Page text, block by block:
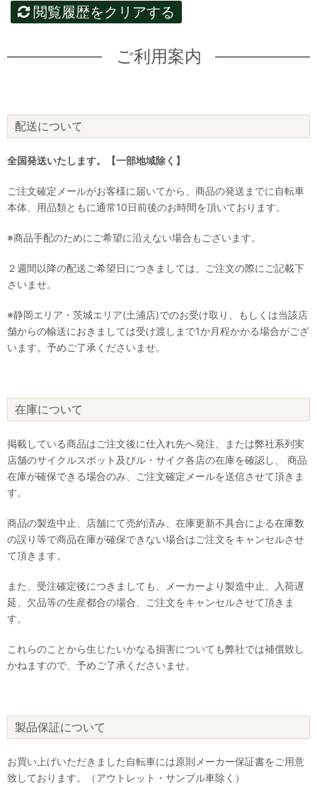
閲覧履歴をクリアする
ご利用案内
配送について
全国発送いたします。【一部地域除く】
ご注文確定メールがお客様に届いてから、商品の発送までに自転車
本体、用品類ともに通常10日前後のお時間を頂いております。
※商品手配のためにご希望に沿えない場合もございます。
２週間以降の配送ご希望日につきましては、ご注文の際にご記載下
さいませ。
※静岡エリア・茨城エリア(土浦店)でのお受け取り、もしくは当該店
舗からの輸送におきましては受け渡しまで1か月程かかる場合がござ
います。予めご了承くださいませ。
在庫について
掲載している商品はご注文後に仕入れ先へ発注、または弊社系列実
店舗のサイクルスポット及びル・サイク各店の在庫を確認し、 商品
在庫が確保できる場合のみ、ご注文確定メールを送信させて頂きま
す。
商品の製造中止、店舗にて売約済み、在庫更新不具合による在庫数
の誤り等で商品在庫が確保できない場合はご注文をキャンセルさせ
て頂きます。
また、受注確定後につきましても、メーカーより製造中止、入荷遅
延、欠品等の生産都合の場合、ご注文をキャンセルさせて頂きま
す。
これらのことから生じたいかなる損害についても弊社では補償致し
かねますので、予めご了承くださいませ。
製品保証について
お買い上げいただきました自転車には原則メーカー保証書をご用意
致しております。（アウトレット・サンプル車除く）